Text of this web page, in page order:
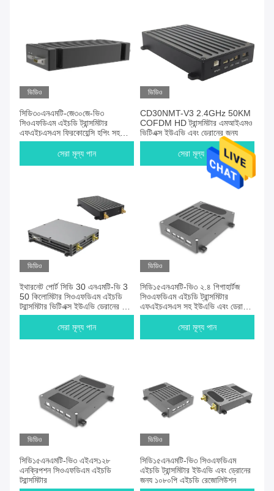
ভিডিও
সিডি৩০এনএমটি-জে৩০জে-ভি৩
সিওএফডিএম এইচডি ট্রান্সমিটার
এফএইচএসএস ফ্রিকোয়েন্সি হপিং সহ
ইউএভি ড্রোনের জন্য ২০০ গ্রাম
সেরা মূল্য পান
ভিডিও
CD30NMT-V3 2.4GHz 50KM
COFDM HD ট্রান্সমিটার এমআইএমও
ভিটিএক্স ইউএভি এবং ড্রোনের জন্য
সেরা মূল্য পান
ভিডিও
ইথারনেট পোর্ট সিডি 30 এনএমটি-ভি 3
50 কিলোমিটার সিওএফডিএম এইচডি
ট্রান্সমিটার ভিটিএক্স ইউএভি ড্রোনের জন্য
হালকা
সেরা মূল্য পান
ভিডিও
সিডি১৫এনএমটি-ভি৩ ২.৪ গিগাহার্টজ
সিওএফডিএম এইচডি ট্রান্সমিটার
এফএইচএসএস সহ ইউএভি এবং ড্রোনের
জন্য
সেরা মূল্য পান
ভিডিও
সিডি১৫এনএমটি-ভি৩ এইএস১২৮
এনক্রিপশন সিওএফডিএম এইচডি
ট্রান্সমিটার
ভিডিও
সিডি১৫এনএমটি-ভি৩ সিওএফডিএম
এইচডি ট্রান্সমিটার ইউএভি এবং ড্রোনের
জন্য ১০৮০পি এইচডি রেজোলিউশন